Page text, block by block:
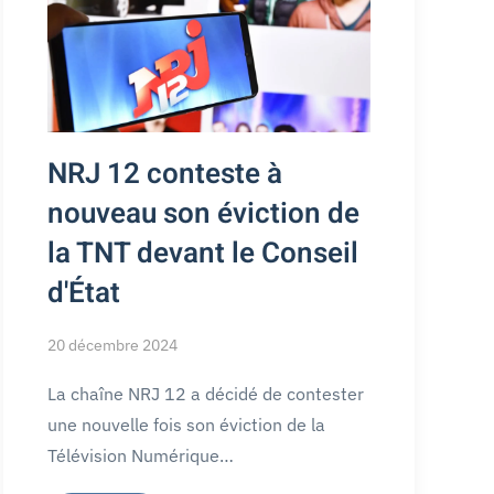
NRJ 12 conteste à
nouveau son éviction de
la TNT devant le Conseil
d'État
20 décembre 2024
La chaîne NRJ 12 a décidé de contester
une nouvelle fois son éviction de la
Télévision Numérique…